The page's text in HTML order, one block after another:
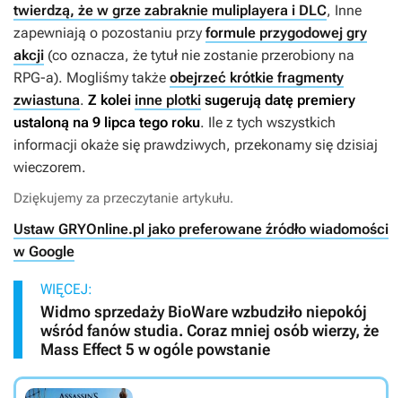
twierdzą, że w grze zabraknie muliplayera i DLC, Inne
zapewniają o pozostaniu przy formule przygodowej gry
akcji (co oznacza, że tytuł nie zostanie przerobiony na
RPG-a). Mogliśmy także obejrzeć krótkie fragmenty
zwiastuna. Z kolei inne plotki sugerują datę premiery
ustaloną na 9 lipca tego roku. Ile z tych wszystkich
informacji okaże się prawdziwych, przekonamy się dzisiaj
wieczorem.
Dziękujemy za przeczytanie artykułu.
Ustaw GRYOnline.pl jako preferowane źródło wiadomości
w Google
WIĘCEJ:
Widmo sprzedaży BioWare wzbudziło niepokój
wśród fanów studia. Coraz mniej osób wierzy, że
Mass Effect 5 w ogóle powstanie